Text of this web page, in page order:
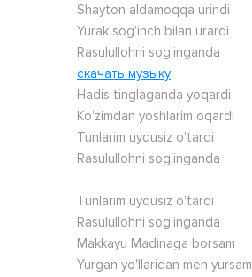
Shayton aldamoqqa urindi
Yurak sog'inch bilan urardi
Rasulullohni sog'inganda
скачать музыку
Hadis tinglaganda yoqardi
Ko'zimdan yoshlarim oqardi
Tunlarim uyqusiz o'tardi
Rasulullohni sog'inganda
Tunlarim uyqusiz o'tardi
Rasulullohni sog'inganda
Makkayu Madinaga borsam
Yurgan yo'llaridan men yursam